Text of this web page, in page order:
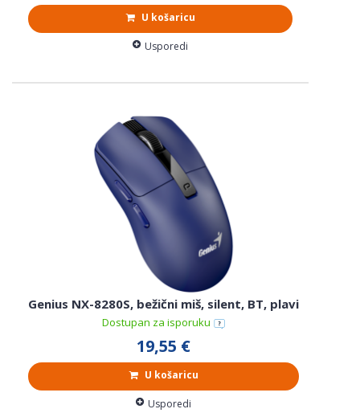
U košaricu
Usporedi
Genius NX-8280S, bežični miš, silent, BT, plavi
Dostupan za isporuku
19,55 €
U košaricu
Usporedi